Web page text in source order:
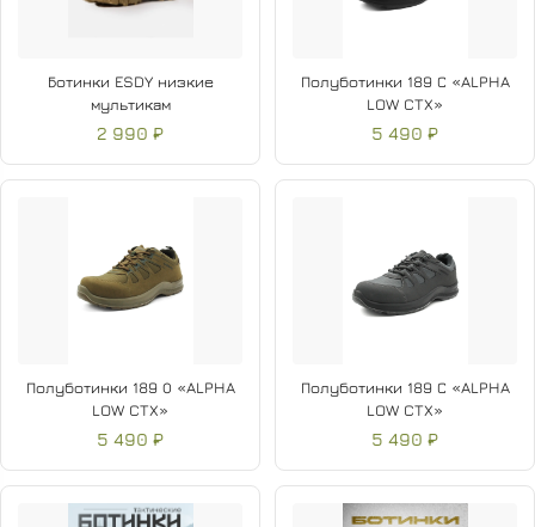
Ботинки ESDY низкие
мультикам
2 990 ₽
Полуботинки 189 С «ALPHA
LOW CTX»
5 490 ₽
Полуботинки 189 О «ALPHA
LOW CTX»
5 490 ₽
Полуботинки 189 С «ALPHA
LOW CTX»
5 490 ₽